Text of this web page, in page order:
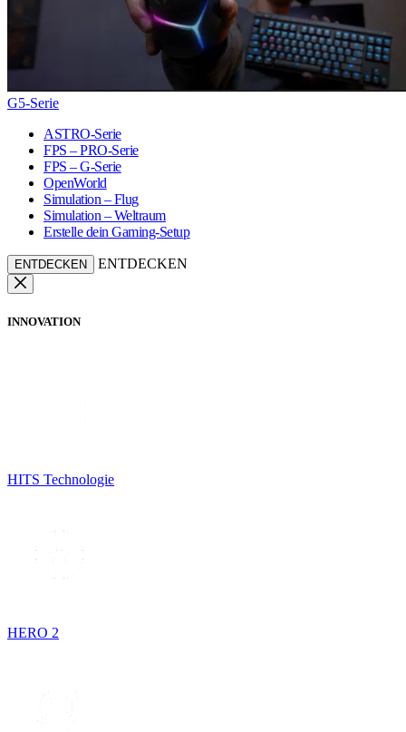
G5-Serie
ASTRO-Serie
FPS – PRO-Serie
FPS – G-Serie
OpenWorld
Simulation – Flug
Simulation – Weltraum
Erstelle dein Gaming-Setup
ENTDECKEN ENTDECKEN
INNOVATION
HITS Technologie
HERO 2